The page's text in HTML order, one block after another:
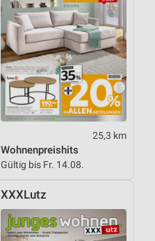
25,3 km
Wohnenpreishits
Gültig bis Fr. 14.08.
XXXLutz